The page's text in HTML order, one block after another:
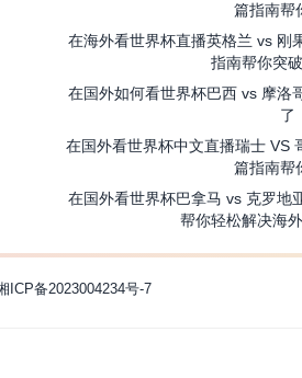
篇指南帮
在海外看世界杯直播英格兰 vs 刚
指南帮你突
在国外如何看世界杯巴西 vs 摩洛
了
在国外看世界杯中文直播瑞士 VS
篇指南帮
在国外看世界杯巴拿马 vs 克罗地
帮你轻松解决海
ICP备2023004234号-7